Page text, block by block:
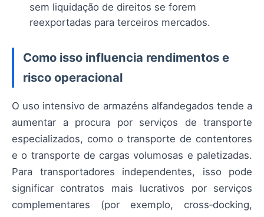
sem liquidação de direitos se forem
reexportadas para terceiros mercados.
Como isso influencia rendimentos e
risco operacional
O uso intensivo de armazéns alfandegados tende a
aumentar a procura por serviços de transporte
especializados, como o transporte de contentores
e o transporte de cargas volumosas e paletizadas.
Para transportadores independentes, isso pode
significar contratos mais lucrativos por serviços
complementares (por exemplo, cross‑docking,